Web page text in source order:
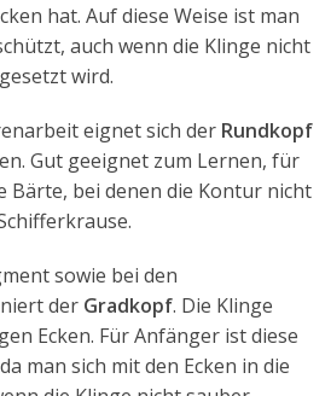
hat. Auf diese Weise ist man
auch wenn die Klinge nicht
wird.
eignet sich der Rundkopf
Gut geeignet zum Lernen, für
Bärte, bei denen die Kontur nicht
sowie bei den
der Gradkopf. Die Klinge
Ecken. Für Anfänger ist diese
man sich mit den Ecken in die